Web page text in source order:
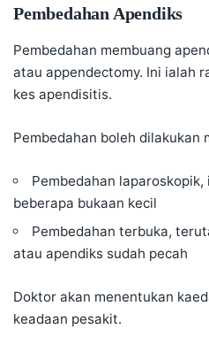
Pembedahan Apendiks
Pembedahan membuang
atau appendectomy. Ini ialah
kes apendisitis.
Pembedahan boleh dilakukan
Pembedahan
beberapa bukaan kecil
Pembedahan terbuka,
atau apendiks sudah pecah
Doktor akan menentukan
keadaan pesakit.